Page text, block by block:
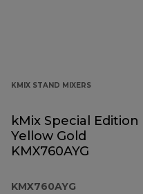
KMIX STAND MIXERS
kMix Special Edition
Yellow Gold
KMX760AYG
KMX760AYG